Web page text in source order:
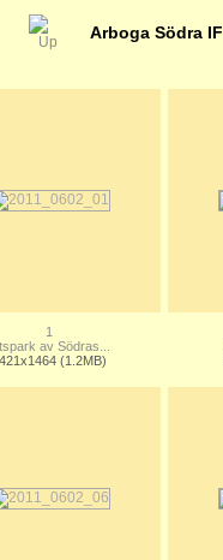
Arboga Södra IF
1
av Södras...
(1.2MB)